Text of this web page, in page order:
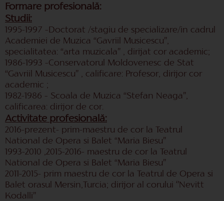
Formare profesională:
Studii:
1995-1997 –Doctorat /stagiu de specializare/in cadrul
Academiei de Muzica “Gavriil Musicescu”,
specialitatea: “arta muzicala” , dirijat cor academic;
1986-1993 –Conservatorul Moldovenesc de Stat
“Gavriil Musicescu” , calificare: Profesor, dirijor cor
academic ;
1982-1986 – Scoala de Muzica “Stefan Neaga”,
calificarea: dirijor de cor.
Activitate profesională:
2016-prezent- prim-maestru de cor la Teatrul
National de Opera si Balet “Maria Biesu”
1993-2010 ,2015-2016- maestru de cor la Teatrul
National de Opera si Balet “Maria Biesu”
2011-2015- prim maestru de cor la Teatrul de Opera si
Balet orasul Mersin,Turcia; dirijor al corului ‘’Nevitt
Kodalli’’